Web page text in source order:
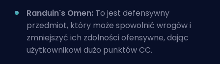
Randuin's Omen: To jest defensywny
przedmiot, który może spowolnić wrogów i
zmniejszyć ich zdolności ofensywne, dając
użytkownikowi dużo punktów CC.